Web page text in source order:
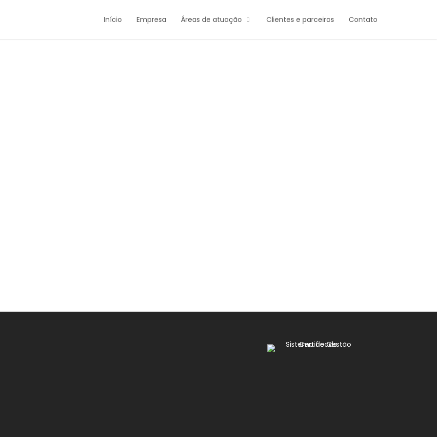
Início Empresa Áreas de atuação Clientes e parceiros Contato